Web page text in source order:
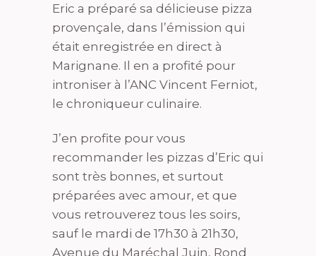
Eric a préparé sa délicieuse pizza
provençale, dans l’émission qui
était enregistrée en direct à
Marignane. Il en a profité pour
introniser à l’ANC Vincent Ferniot,
le chroniqueur culinaire.
J’en profite pour vous
recommander les pizzas d’Eric qui
sont très bonnes, et surtout
préparées avec amour, et que
vous retrouverez tous les soirs,
sauf le mardi de 17h30 à 21h30,
Avenue du Maréchal Juin, Rond